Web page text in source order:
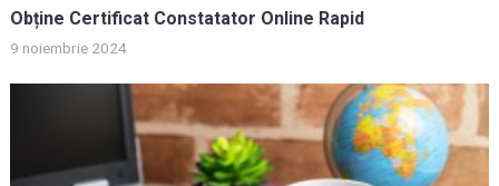
Obține Certificat Constatator Online Rapid
9 noiembrie 2024